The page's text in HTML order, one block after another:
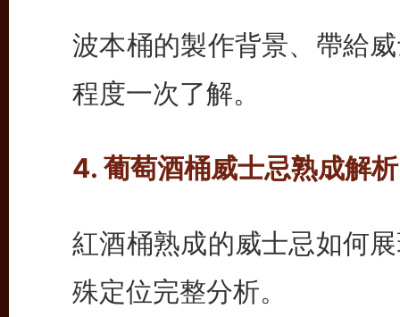
波本桶的製作背景、帶給
程度一次了解。
4. 葡萄酒桶威士忌熟成解
紅酒桶熟成的威士忌如何
殊定位完整分析。